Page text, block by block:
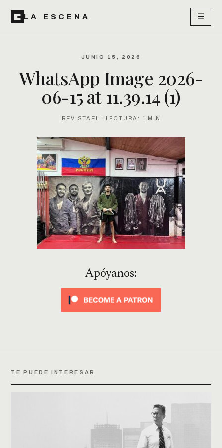
LA ESCENA ☰
JUNIO 15, 2026
WhatsApp Image 2026-
06-15 at 11.39.14 (1)
REVISTAEL · LECTURA: 1 MIN
Apóyanos:
TE PUEDE INTERESAR